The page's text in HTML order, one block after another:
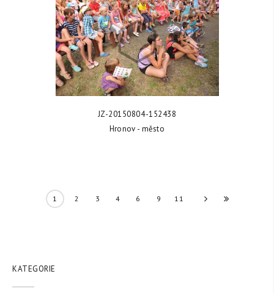
ZOBRAZIT FOTKU
JZ-20150804-152438
Hronov - město
1 2 3 4 6 9 11
KATEGORIE